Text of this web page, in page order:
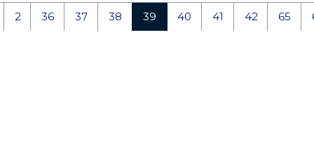
2 36 37 38 39 40 41 42 65